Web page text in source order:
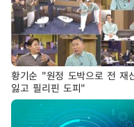
황기순 "원정 도박으로 전 재
잃고 필리핀 도피"